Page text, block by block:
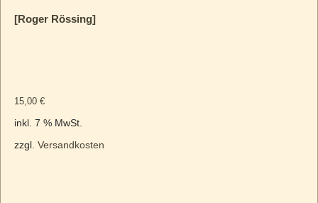
[Roger Rössing]
15,00 €
inkl. 7 % MwSt.
zzgl. Versandkosten